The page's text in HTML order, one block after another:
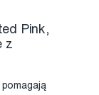
Pink,
z